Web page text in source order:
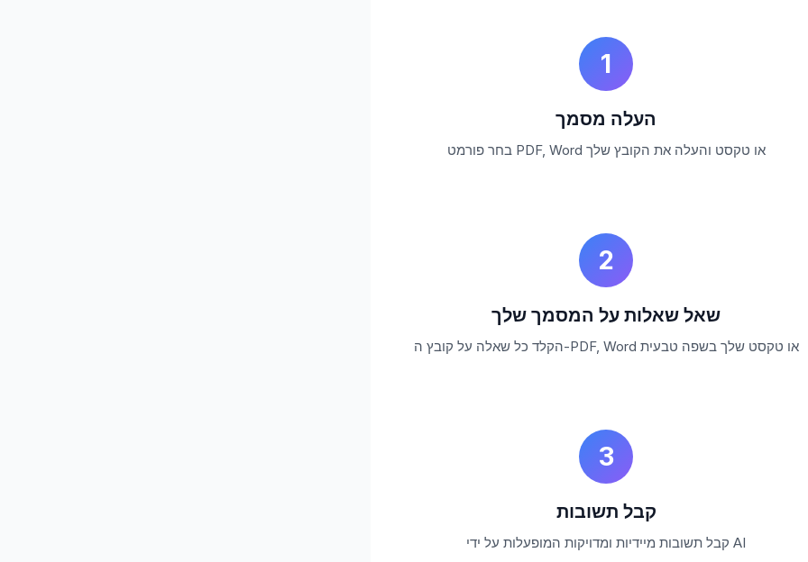
1
העלה מסמך
בחר פורמט PDF, Word או טקסט והעלה את הקובץ שלך
2
שאל שאלות על המסמך שלך
הקלד כל שאלה על קובץ ה-PDF, Word או טקסט שלך בשפה טבעית
3
קבל תשובות
קבל תשובות מיידיות ומדויקות המופעלות על ידי AI